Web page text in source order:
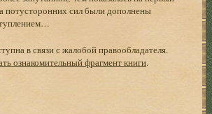
потусторонних сил были дополнены
в связи с жалобой правообладателя.
ознакомительный фрагмент книги.